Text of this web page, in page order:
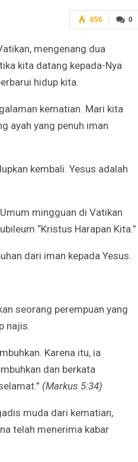
0
656
mengenang dua
kita datang kepada-Nya
hidup kita.
kematian. Mari kita
ayah yang penuh iman
kembali. Yesus adalah
mingguan di Vatikan
“Kristus Harapan Kita.”
dari iman kepada Yesus.
seorang perempuan yang
najis.
Karena itu, ia
dan berkata
(Markus 5:34)
muda dari kematian,
telah menerima kabar
Mar 11, 2019
10 Sosok Perempuan
Sepanjang Sejarah…